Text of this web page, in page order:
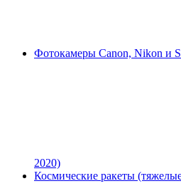
Фотокамеры Canon, Nikon и
2020)
Космические ракеты